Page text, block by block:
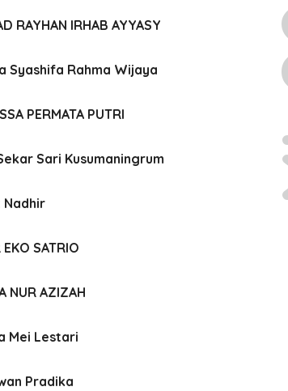
RAYHAN IRHAB AYYASY
Syashifa Rahma Wijaya
PERMATA PUTRI
Sari Kusumaningrum
Nadhir
EKO SATRIO
NUR AZIZAH
Mei Lestari
Pradika